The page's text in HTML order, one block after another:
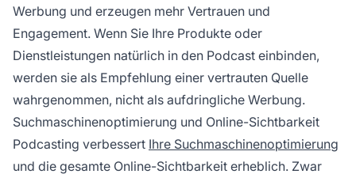
Werbung und erzeugen mehr Vertrauen und
Engagement. Wenn Sie Ihre Produkte oder
Dienstleistungen natürlich in den Podcast einbinden,
werden sie als Empfehlung einer vertrauten Quelle
wahrgenommen, nicht als aufdringliche Werbung.
Suchmaschinenoptimierung und Online-Sichtbarkeit
Podcasting verbessert Ihre Suchmaschinenoptimierung
und die gesamte Online-Sichtbarkeit erheblich. Zwar